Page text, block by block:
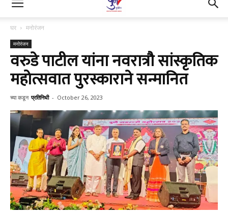
घर मनोरंजन
मनोरंजन
वरुडे पाटील यांना नवरात्रौ सांस्कृतिक
महोत्सवात पुरस्काराने सन्मानित
च्या कडून प्रतिनिधी - October 26, 2023